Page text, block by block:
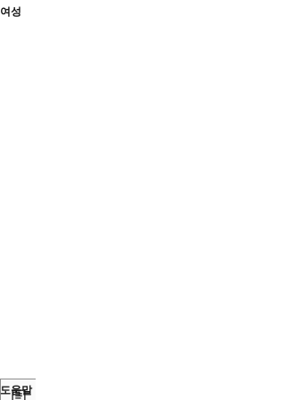
여성
도움말